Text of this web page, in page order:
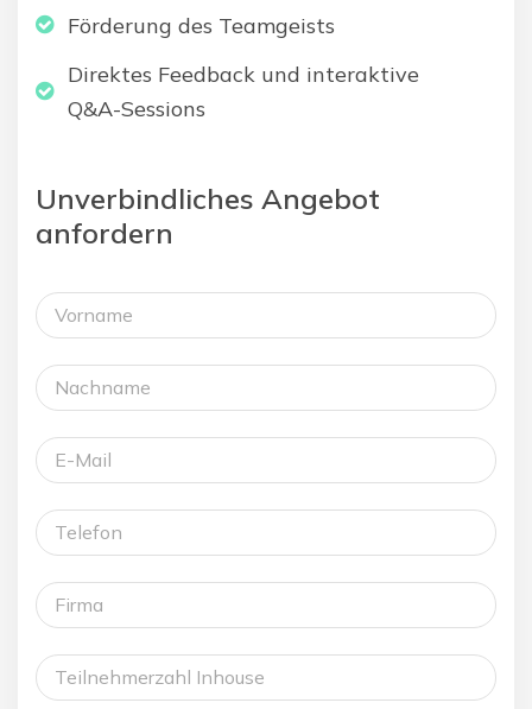
Förderung des Teamgeists
Direktes Feedback und interaktive
Q&A-Sessions
Unverbindliches Angebot
anfordern